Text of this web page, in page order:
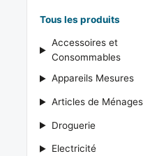
Tous les produits
Accessoires et
Consommables
Appareils Mesures
Articles de Ménages
Droguerie
Electricité